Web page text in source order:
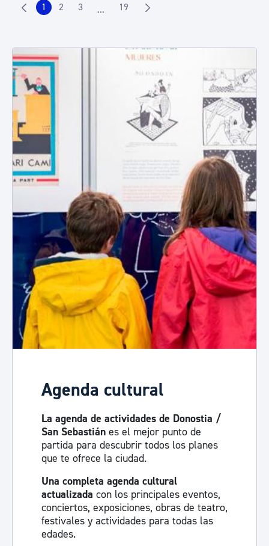
Página
1 Página
2 Página
3 ...Páginas intermedias Use TAB para
Página
19
Agenda cultural
La agenda de actividades de Donostia /
San Sebastián es el mejor punto de
partida para descubrir todos los planes
que te ofrece la ciudad.
Una completa agenda cultural
actualizada con los principales eventos,
conciertos, exposiciones, obras de teatro,
festivales y actividades para todas las
edades.